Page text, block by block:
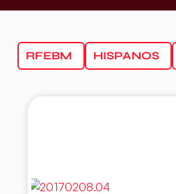
RFEBM HISPANOS